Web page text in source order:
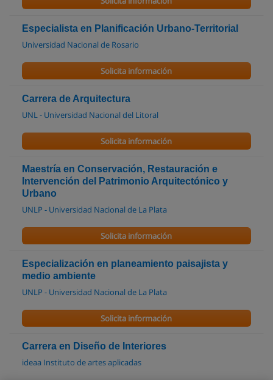
Especialista en Planificación Urbano-Territorial
Universidad Nacional de Rosario
Solicita información
Carrera de Arquitectura
UNL - Universidad Nacional del Litoral
Solicita información
Maestría en Conservación, Restauración e
Intervención del Patrimonio Arquitectónico y
Urbano
UNLP - Universidad Nacional de La Plata
Solicita información
Especialización en planeamiento paisajista y
medio ambiente
UNLP - Universidad Nacional de La Plata
Solicita información
Carrera en Diseño de Interiores
ideaa Instituto de artes aplicadas